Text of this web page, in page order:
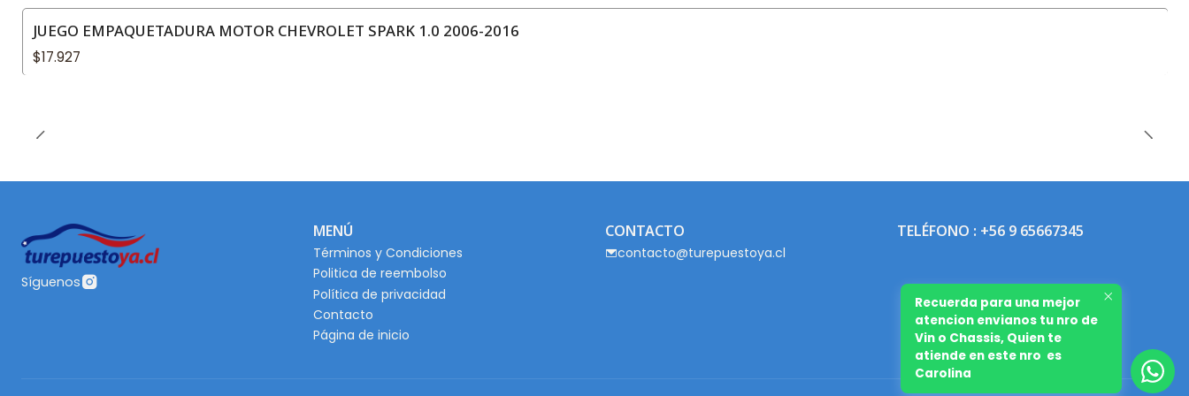
JUEGO EMPAQUETADURA MOTOR CHEVROLET SPARK 1.0 2006-2016
$17.927
Síguenos
MENÚ
Términos y Condiciones
Politica de reembolso
Política de privacidad
Contacto
Página de inicio
CONTACTO
contacto@turepuestoya.cl
TELÉFONO : +56 9 65667345
Recuerda para una mejor
atencion envianos tu nro de
Vin o Chassis, Quien te
atiende en este nro es
Carolina